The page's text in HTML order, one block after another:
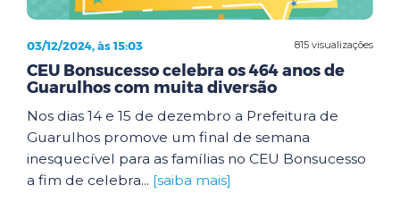
815 visualizações
03/12/2024, às 15:03
CEU Bonsucesso celebra os 464 anos de
Guarulhos com muita diversão
Nos dias 14 e 15 de dezembro a Prefeitura de
Guarulhos promove um final de semana
inesquecível para as famílias no CEU Bonsucesso
a fim de celebra... [saiba mais]